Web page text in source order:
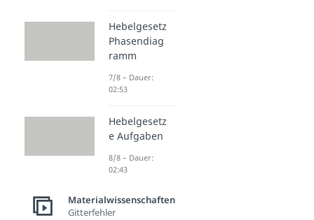
Hebelgesetz
Phasendiag
ramm
7/8 – Dauer:
02:53
Hebelgesetz
e Aufgaben
8/8 – Dauer:
02:43
Materialwissenschaften
Gitterfehler